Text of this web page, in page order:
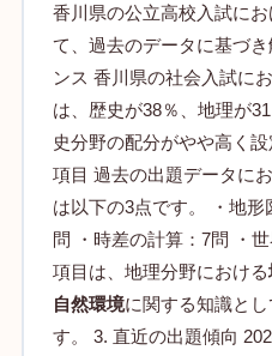
香川県の公立高校入試に
て、過去のデータに基づ
ンス 香川県の社会入試に
は、歴史が38％、地理が
史分野の配分がやや高く
項目 過去の出題データに
は以下の3点です。 ・地
問 ・時差の計算：7問 ・
項目は、地理分野における
自然環境に関する知識と
す。 3. 直近の出題傾向